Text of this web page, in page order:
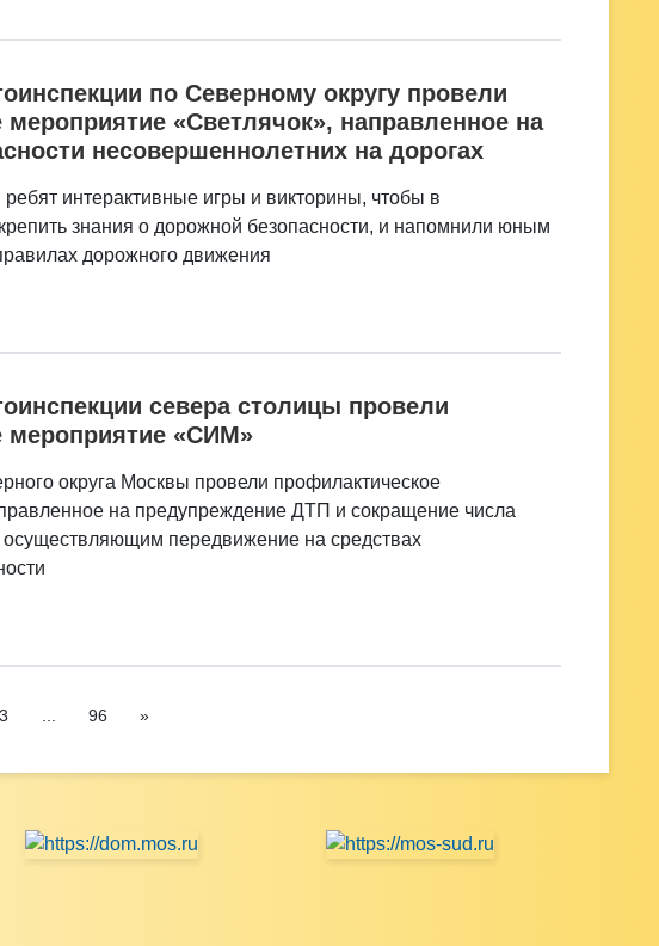
по Северному округу провели
«Светлячок», направленное на
несовершеннолетних на дорогах
интерактивные игры и викторины, чтобы в
знания о дорожной безопасности, и напомнили юным
дорожного движения
севера столицы провели
мероприятие «СИМ»
округа Москвы провели профилактическое
на предупреждение ДТП и сокращение числа
передвижение на средствах
3 96 »